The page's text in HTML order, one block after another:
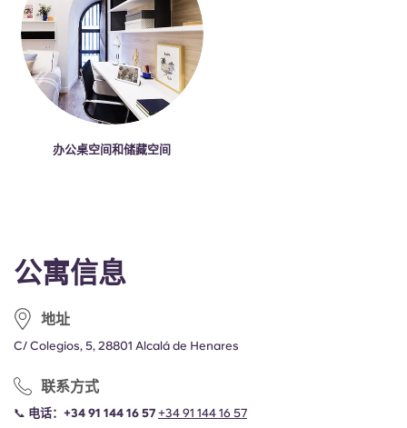
公寓信息
地址
C/ Colegios, 5, 28801 Alcalá de Henares
联系方式
📞 电话：+34 91 144 16 57 +34 91 144 16 57
办公桌空间和储藏空间